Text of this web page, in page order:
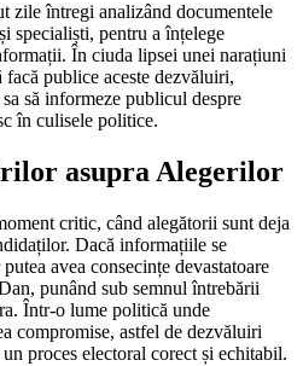
zile întregi analizând documentele
specialiști, pentru a înțelege
În ciuda lipsei unei narațiuni
publice aceste dezvăluiri,
să informeze publicul despre
în culisele politice.
asupra Alegerilor
critic, când alegătorii sunt deja
Dacă informațiile se
avea consecințe devastatoare
punând sub semnul întrebării
Într-o lume politică unde
compromise, astfel de dezvăluiri
proces electoral corect și echitabil.